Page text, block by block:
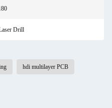
Drill
hdi multilayer PCB